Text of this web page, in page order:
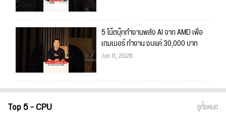
5 โน้ตบุ๊กทำงานพลัง AI จาก AMD เพื่อ
เกมเมอร์ ทำงาน งบแค่ 30,000 บาท
Jun 11, 2026
Top 5 - CPU ดูทั้งหมด